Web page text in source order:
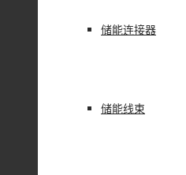
储能连接器
储能线束